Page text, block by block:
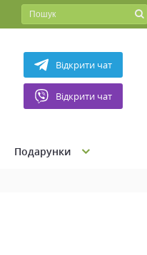
Відкрити чат
Відкрити чат
Подарунки